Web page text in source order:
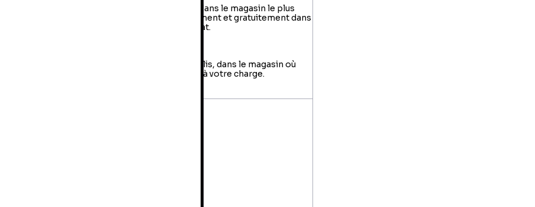
Le retrait en magasin : sélectionner vos produits dans le magasin le plus
proche de chez vous et retirer votre colis directement et gratuitement dans
le magasin au sein duquel vous avez effectué l’achat.
Vous avez jusqu'à 14 jours pour retourner votre colis, dans le magasin où
vous avez fait votre achat. Les frais de retour sont à votre charge.